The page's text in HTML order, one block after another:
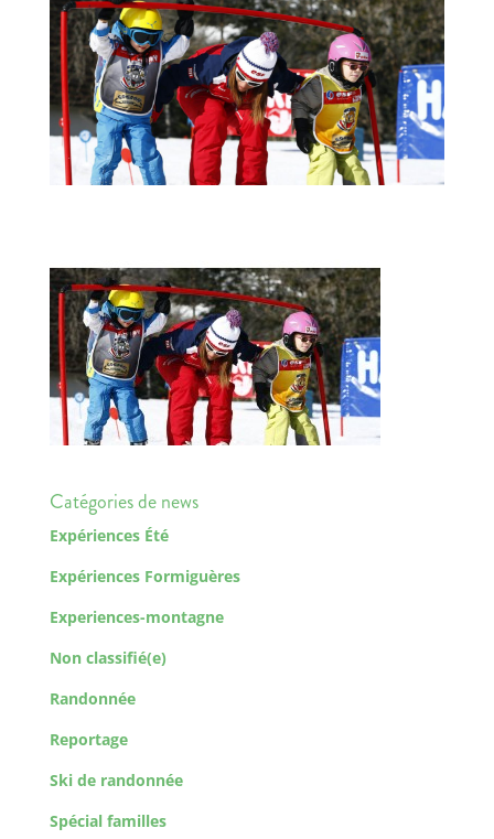
Catégories de news
Expériences Été
Expériences Formiguères
Experiences-montagne
Non classifié(e)
Randonnée
Reportage
Ski de randonnée
Spécial familles